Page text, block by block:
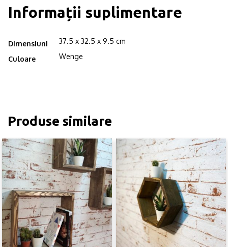
Informații suplimentare
Dimensiuni 37.5 x 32.5 x 9.5 cm
Culoare Wenge
Produse similare